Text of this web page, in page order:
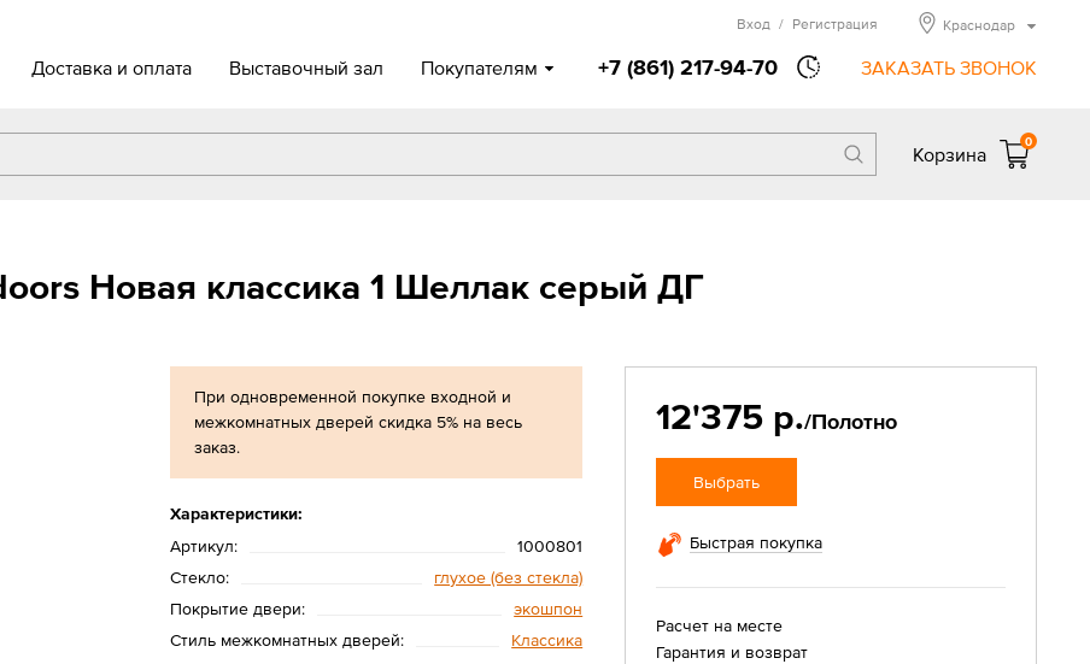
Доставка и оплата Выставочный зал Покупателям +7 (861) 217-94-70 ЗАКАЗАТЬ ЗВОНОК
Вход / Регистрация Краснодар
Корзина
0
Новая классика 1 Шеллак серый ДГ
При одновременной покупке входной и
межкомнатных дверей скидка 5% на весь
заказ.
Характеристики:
Артикул:
1000801
Стекло:
глухое (без стекла)
Покрытие двери:
экошпон
Стиль межкомнатных дверей:
Классика
12'375 р./Полотно
Выбрать
Быстрая покупка
Расчет на месте
Гарантия и возврат